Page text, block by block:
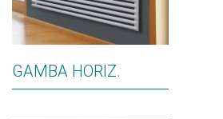
GAMBA HORIZ.